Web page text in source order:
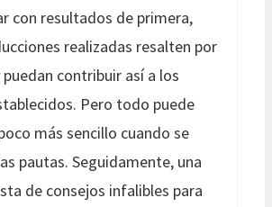
con resultados de primera,
realizadas resalten por
contribuir así a los
Pero todo puede
más sencillo cuando se
pautas. Seguidamente, una
de consejos infalibles para